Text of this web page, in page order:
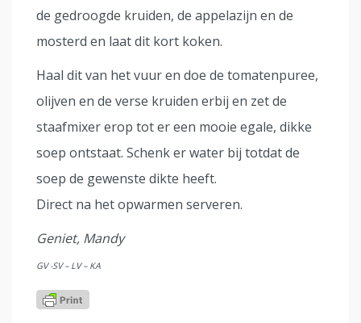
de gedroogde kruiden, de appelazijn en de
mosterd en laat dit kort koken.
Haal dit van het vuur en doe de tomatenpuree,
olijven en de verse kruiden erbij en zet de
staafmixer erop tot er een mooie egale, dikke
soep ontstaat. Schenk er water bij totdat de
soep de gewenste dikte heeft.
Direct na het opwarmen serveren.
Geniet, Mandy
GV -SV – LV – KA